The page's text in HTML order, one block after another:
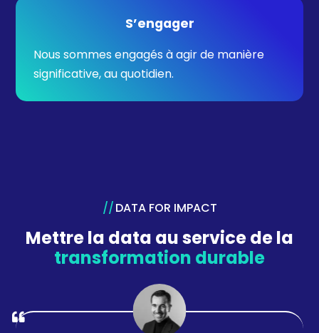
S’engager
Nous sommes engagés à agir de manière
significative, au quotidien.
DATA FOR IMPACT
Mettre la data au service de la
transformation durable